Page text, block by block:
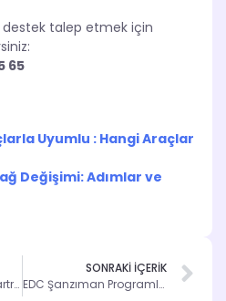
destek talep etmek için
65
Uyumlu : Hangi Araçlar
Değişimi: Adımlar ve
Oto Ekspertiz Nedir? Gartruck Cihazları ve Süreçleri
SONRAKİ İÇERİK
EDC Şanzıman Programlama ve Arıza Çözümü Rehberi